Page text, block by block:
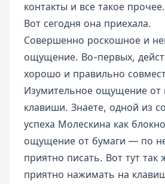
контакты и все такое прочее.
Вот сегодня она приехала.
Совершенно роскошное и
ощущение. Во-первых,
хорошо и правильно
Изумительное ощущение от
клавиши. Знаете, одной из
успеха Молескина как
ощущение от бумаги — по
приятно писать. Вот тут
приятно нажимать на